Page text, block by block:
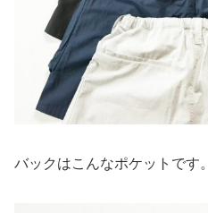
バックはこんなポケットです。